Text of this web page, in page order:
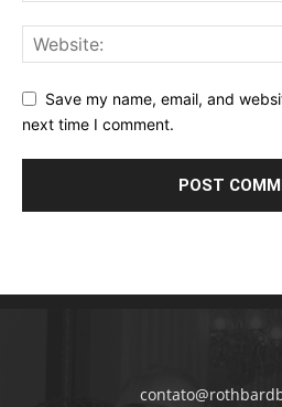
Save my name, email, and
next time I comment.